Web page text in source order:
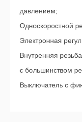
давлением;
Односкоростной
Электронная
Внутренняя
с большинством
Выключатель с